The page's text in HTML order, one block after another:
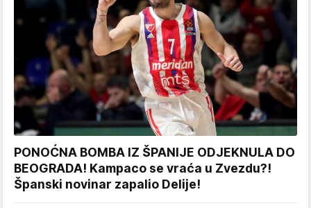
PONOĆNA BOMBA IZ ŠPANIJE ODJEKNULA DO
BEOGRADA! Kampaco se vraća u Zvezdu?!
Španski novinar zapalio Delije!